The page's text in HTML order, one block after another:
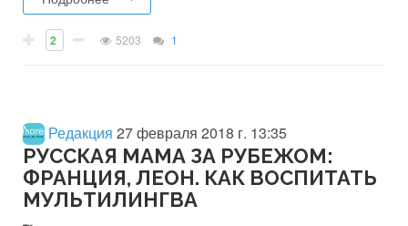
2 5203 1
Редакция 27 февраля 2018 г. 13:35
РУССКАЯ МАМА ЗА РУБЕЖОМ:
ФРАНЦИЯ, ЛЕОН. КАК ВОСПИТАТЬ
МУЛЬТИЛИНГВА